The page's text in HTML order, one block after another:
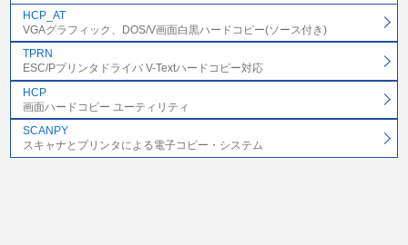
HCP_AT
VGAグラフィック、DOS/V画面白黒ハードコピー(ソース付き)
TPRN
ESC/Pプリンタドライバ V-Textハードコピー対応
HCP
画面ハードコピー ユーティリティ
SCANPY
スキャナとプリンタによる電子コピー・システム